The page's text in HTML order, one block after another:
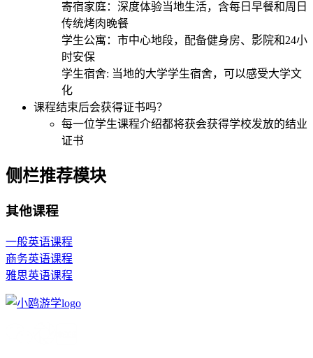
寄宿家庭：深度体验当地生活，含每日早餐和周日
传统烤肉晚餐
学生公寓：市中心地段，配备健身房、影院和24小
时安保
学生宿舍: 当地的大学学生宿舍，可以感受大学文
化
课程结束后会获得证书吗？
每一位学生课程介绍都将获会获得学校发放的结业
证书
侧栏推荐模块
其他课程
一般英语课程
商务英语课程
雅思英语课程